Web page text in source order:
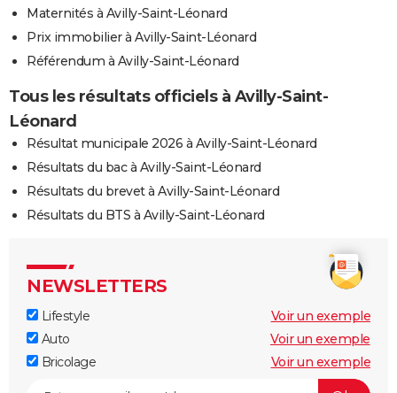
Maternités à Avilly-Saint-Léonard
Prix immobilier à Avilly-Saint-Léonard
Référendum à Avilly-Saint-Léonard
Tous les résultats officiels à Avilly-Saint-
Léonard
Résultat municipale 2026 à Avilly-Saint-Léonard
Résultats du bac à Avilly-Saint-Léonard
Résultats du brevet à Avilly-Saint-Léonard
Résultats du BTS à Avilly-Saint-Léonard
NEWSLETTERS
Lifestyle
Voir un exemple
Auto
Voir un exemple
Bricolage
Voir un exemple